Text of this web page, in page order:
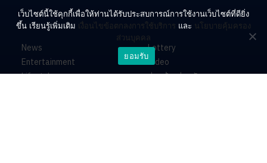
News
Entertainment
Lifestyle
Lottery
Video
ร่วมด้วยช่วยกัน
เว็บไซต์นี้ใช้คุกกี้เพื่อให้ท่านได้รับประสบการณ์การใช้งานเว็บไซต์ที่ดียิ่ง
ขึ้น เรียนรู้เพิ่มเติม เงื่อนไขข้อตกลงการใช้บริการ และ นโยบายคุ้มครอง
ส่วนบุคคล
ยอมรับ